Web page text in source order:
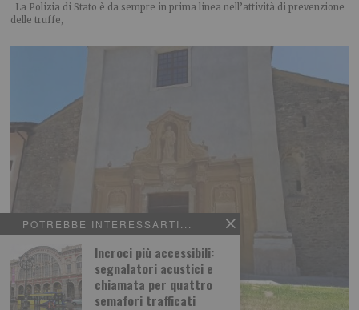
POTREBBE INTERESSARTI...
Incroci più accessibili:
segnalatori acustici e
chiamata per quattro
semafori trafficati
La Polizia di Stato è da sempre in prima linea nell’attività di prevenzione
delle truffe,